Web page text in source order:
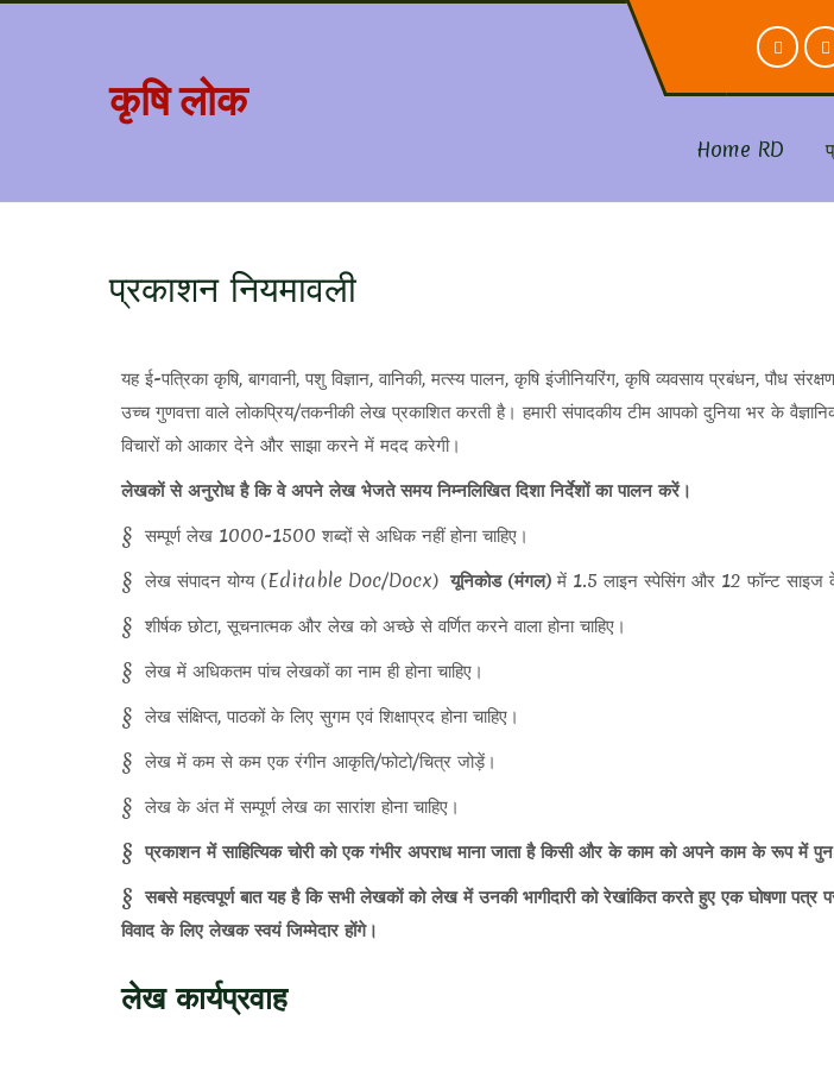
कृषि लोक
Home RD
प्रकाशन नियमावली
यह ई-पत्रिका कृषि, बागवानी, पशु विज्ञान, वानिकी, मत्स्य पालन, कृषि इंजीनियरिंग, कृषि व्यवसाय प्रबंधन, पौध
उच्च गुणवत्ता वाले लोकप्रिय/तकनीकी लेख प्रकाशित करती है। हमारी संपादकीय टीम आपको दुनिया भर के
विचारों को आकार देने और साझा करने में मदद करेगी।
लेखकों से अनुरोध है कि वे अपने लेख भेजते समय निम्नलिखित दिशा निर्देशों का पालन करें।
§ सम्पूर्ण लेख 1000-1500 शब्दों से अधिक नहीं होना चाहिए।
§ लेख संपादन योग्य (Editable Doc/Docx)यूनिकोड (मंगल)में 1.5 लाइन स्पेसिंग और 12 फॉन्ट साइज के
§ शीर्षक छोटा, सूचनात्मक और लेख को अच्छे से वर्णित करने वाला होना चाहिए।
§ लेख में अधिकतम पांच लेखकों का नाम ही होना चाहिए।
§ लेख संक्षिप्त, पाठकों के लिए सुगम एवं शिक्षाप्रद होना चाहिए।
§ लेख में कम से कम एक रंगीन आकृति/फोटो/चित्र जोड़ें।
§ लेख के अंत में सम्पूर्ण लेख का सारांश होना चाहिए।
§ प्रकाशन में साहित्यिक चोरी को एक गंभीर अपराध माना जाता है किसी और के काम को अपने काम के रूप में
§ सबसे महत्वपूर्ण बात यह है कि सभी लेखकों को लेख में उनकी भागीदारी को रेखांकित करते हुए एक घोषणा पत्र पर
विवाद के लिए लेखक स्वयं जिम्मेदार होंगे।
लेख कार्यप्रवाह